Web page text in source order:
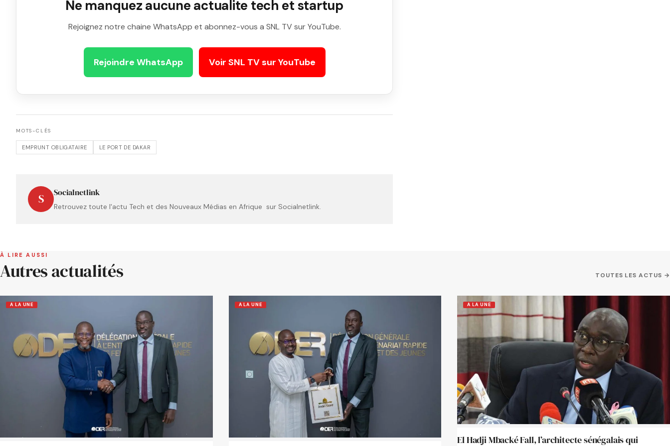
Ne manquez aucune actualite tech et startup
Rejoignez notre chaine WhatsApp et abonnez-vous a SNL TV sur YouTube.
Rejoindre WhatsApp Voir SNL TV sur YouTube
MOTS-CLÉS
EMPRUNT OBLIGATAIRE LE PORT DE DAKAR
S Socialnetlink
Retrouvez toute l'actu Tech et des Nouveaux Médias en Afrique sur Socialnetlink.
À LIRE AUSSI
Autres actualités TOUTES LES ACTUS →
A LA UNE A LA UNE A LA UNE
El Hadji Mbacké Fall, l’architecte sénégalais qui